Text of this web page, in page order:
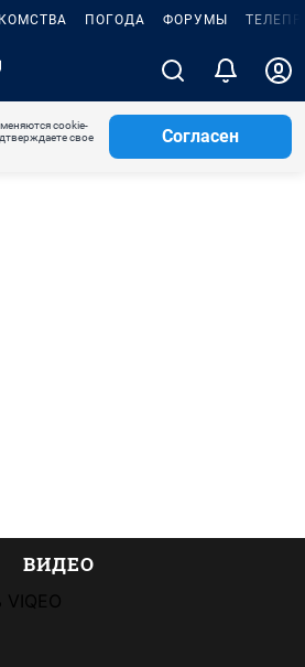
ПОГОДА ФОРУМЫ
cookie-
свое
Согласен
ВИДЕО
VIQEO